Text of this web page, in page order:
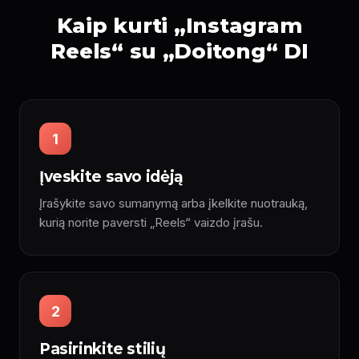
Kaip kurti „Instagram
Reels“ su „Doitong“ DI
1
Įveskite savo idėją
Įrašykite savo sumanymą arba įkelkite nuotrauką,
kurią norite paversti „Reels“ vaizdo įrašu.
2
Pasirinkite stilių